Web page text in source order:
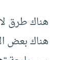
هناك طرق
هناك بعض